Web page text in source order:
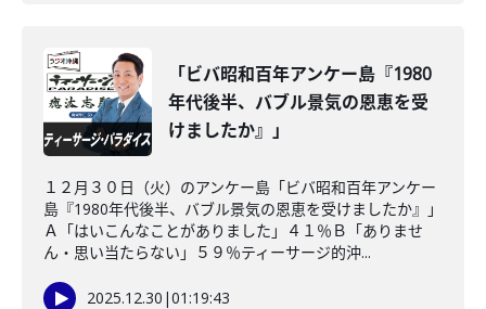
「ビバ昭和百年アンケー島『1980
年代後半、バブル景気の恩恵を受
けましたか』」
１２月３０日（火）のアンケー島「ビバ昭和百年アンケー
島『1980年代後半、バブル景気の恩恵を受けましたか』」
Ａ「はいこんなことがありました」４１％Ｂ「ありませ
ん・思い当たらない」５９％ティーサージ的沖...
2025.12.30 |01:19:43